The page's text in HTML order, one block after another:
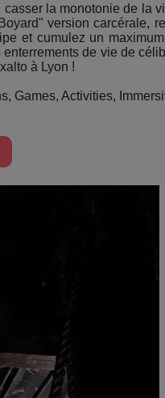
la monotonie de la
version carcérale,
et cumulez un
de vie de
à Lyon !
Games, Activities,